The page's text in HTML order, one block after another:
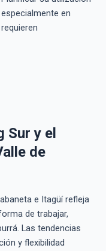
en
Sur y el
de
e Itagüí refleja
de trabajar,
Las tendencias
y flexibilidad